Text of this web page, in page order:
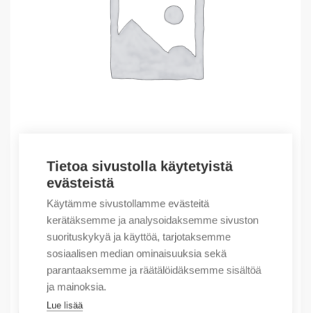
Tietoa sivustolla käytetyistä
evästeistä
Käytämme sivustollamme evästeitä
kerätäksemme ja analysoidaksemme sivuston
suorituskykyä ja käyttöä, tarjotaksemme
sosiaalisen median ominaisuuksia sekä
parantaaksemme ja räätälöidäksemme sisältöä
ja mainoksia.
Lue lisää
Outlet – Erikoishinnat
(X) OBSOLETE PLC2 FMLY/RS-232-C INTERFAC
2024,37€/ myyntierä
Myyntierä sis. 1 kpl
Varastossa